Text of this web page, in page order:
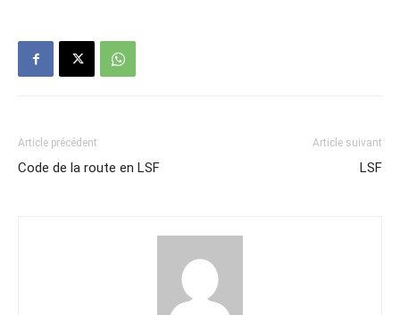
Article précédent
Code de la route en LSF
Article suivant
LSF